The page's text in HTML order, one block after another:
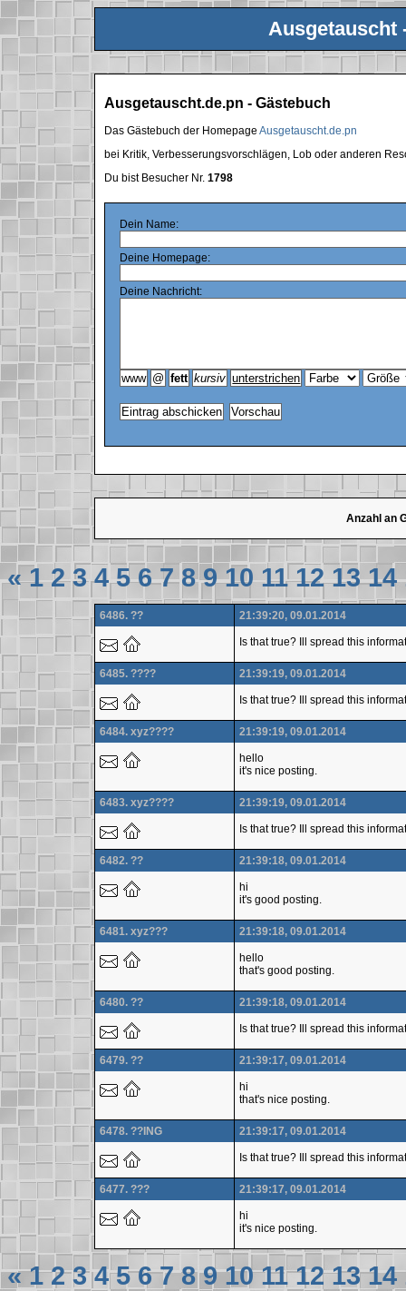
Ausgetauscht
Ausgetauscht.de.pn - Gästebuch
Das Gästebuch der HomepageAusgetauscht.de.pn
bei Kritik, Verbesserungsvorschlägen, Lob oder anderen
Du bist Besucher Nr.1798
Dein Name:
Deine Homepage:
Deine Nachricht:
Anzahl an
« 1 2 3 4 5 6 7 8 9 10 11 12 13 14
6486. ?? 21:39:20, 09.01.2014
Is that true? Ill spread this
6485. ???? 21:39:19, 09.01.2014
Is that true? Ill spread this
6484. xyz???? 21:39:19, 09.01.2014
hello
it's nice posting.
6483. xyz???? 21:39:19, 09.01.2014
Is that true? Ill spread this
6482. ?? 21:39:18, 09.01.2014
hi
it's good posting.
6481. xyz??? 21:39:18, 09.01.2014
hello
that's good posting.
6480. ?? 21:39:18, 09.01.2014
Is that true? Ill spread this
6479. ?? 21:39:17, 09.01.2014
hi
that's nice posting.
6478. ??ING 21:39:17, 09.01.2014
Is that true? Ill spread this
6477. ??? 21:39:17, 09.01.2014
hi
it's nice posting.
« 1 2 3 4 5 6 7 8 9 10 11 12 13 14